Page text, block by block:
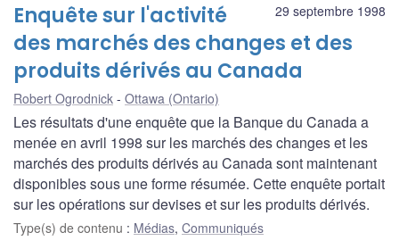
29 septembre 1998
Enquête sur l'activité
des marchés des changes et des
produits dérivés au Canada
Robert Ogrodnick Ottawa (Ontario)
Les résultats d'une enquête que la Banque du Canada a
menée en avril 1998 sur les marchés des changes et les
marchés des produits dérivés au Canada sont maintenant
disponibles sous une forme résumée. Cette enquête portait
sur les opérations sur devises et sur les produits dérivés.
Type(s) de contenu : Médias, Communiqués